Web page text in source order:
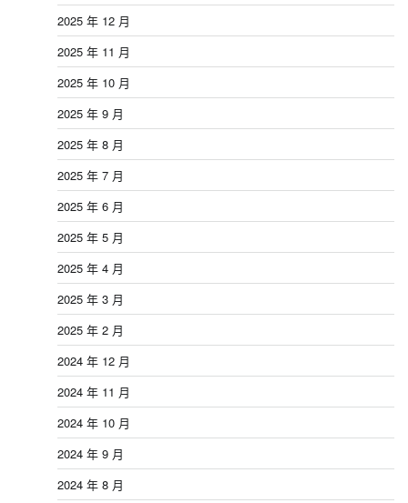
2025 年 12 月
2025 年 11 月
2025 年 10 月
2025 年 9 月
2025 年 8 月
2025 年 7 月
2025 年 6 月
2025 年 5 月
2025 年 4 月
2025 年 3 月
2025 年 2 月
2024 年 12 月
2024 年 11 月
2024 年 10 月
2024 年 9 月
2024 年 8 月